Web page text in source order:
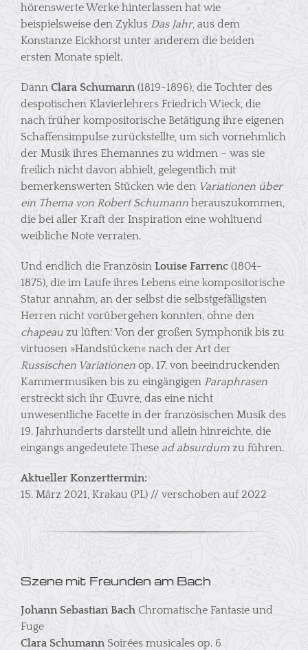
hörenswerte Werke hinterlassen hat wie
beispielsweise den Zyklus Das Jahr, aus dem
Konstanze Eickhorst unter anderem die beiden
ersten Monate spielt.
Dann Clara Schumann (1819-1896), die Tochter des
despotischen Klavierlehrers Friedrich Wieck, die
nach früher kompositorische Betätigung ihre eigenen
Schaffensimpulse zurückstellte, um sich vornehmlich
der Musik ihres Ehemannes zu widmen – was sie
freilich nicht davon abhielt, gelegentlich mit
bemerkenswerten Stücken wie den Variationen über
ein Thema von Robert Schumann herauszukommen,
die bei aller Kraft der Inspiration eine wohltuend
weibliche Note verraten.
Und endlich die Französin Louise Farrenc (1804-
1875), die im Laufe ihres Lebens eine kompositorische
Statur annahm, an der selbst die selbstgefälligsten
Herren nicht vorübergehen konnten, ohne den
chapeau zu lüften: Von der großen Symphonik bis zu
virtuosen »Handstücken« nach der Art der
Russischen Variationen op. 17, von beeindruckenden
Kammermusiken bis zu eingängigen Paraphrasen
erstreckt sich ihr Œuvre, das eine nicht
unwesentliche Facette in der französischen Musik des
19. Jahrhunderts darstellt und allein hinreichte, die
eingangs angedeutete These ad absurdum zu führen.
Aktueller Konzerttermin:
15. März 2021, Krakau (PL) // verschoben auf 2022
Szene mit Freunden am Bach
Johann Sebastian Bach Chromatische Fantasie und
Fuge
Clara Schumann Soirées musicales op. 6